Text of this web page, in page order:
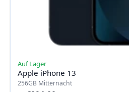
Auf Lager
Apple iPhone 13
256GB Mitternacht